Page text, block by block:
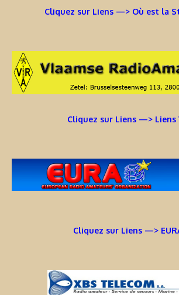
Cliquez sur Liens —> Où est la
Cliquez sur Liens —> Liens
Cliquez sur Liens —>